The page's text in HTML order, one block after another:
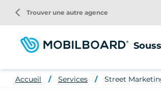
contenu
principal
arrow_back_ios Trouver une autre agence
Accueil Services Street